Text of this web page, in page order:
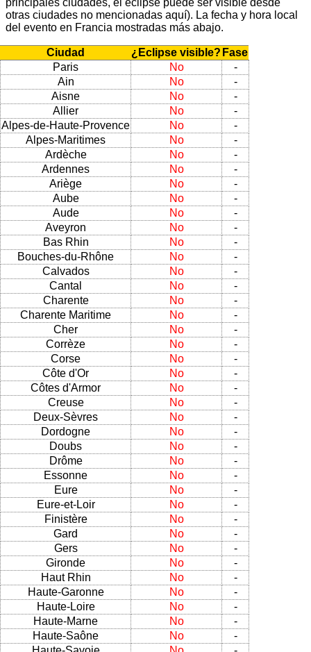
principales ciudades, el eclipse puede ser visible desde
otras ciudades no mencionadas aquí). La fecha y hora local
del evento en Francia mostradas más abajo.
Ciudad ¿Eclipse visible? Fase
Paris
No
-
Ain
No
-
Aisne
No
-
Allier
No
-
Alpes-de-Haute-Provence
No
-
Alpes-Maritimes
No
-
Ardèche
No
-
Ardennes
No
-
Ariège
No
-
Aube
No
-
Aude
No
-
Aveyron
No
-
Bas Rhin
No
-
Bouches-du-Rhône
No
-
Calvados
No
-
Cantal
No
-
Charente
No
-
Charente Maritime
No
-
Cher
No
-
Corrèze
No
-
Corse
No
-
Côte d'Or
No
-
Côtes d'Armor
No
-
Creuse
No
-
Deux-Sèvres
No
-
Dordogne
No
-
Doubs
No
-
Drôme
No
-
Essonne
No
-
Eure
No
-
Eure-et-Loir
No
-
Finistère
No
-
Gard
No
-
Gers
No
-
Gironde
No
-
Haut Rhin
No
-
Haute-Garonne
No
-
Haute-Loire
No
-
Haute-Marne
No
-
Haute-Saône
No
-